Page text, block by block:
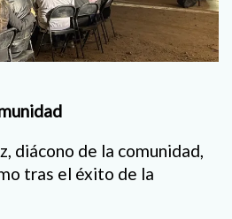
diácono de la comunidad,
tras el éxito de la